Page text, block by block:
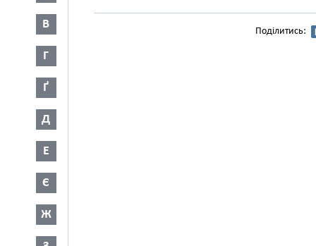
В
Г
Ґ
Д
Е
Є
Ж
Поділитись: